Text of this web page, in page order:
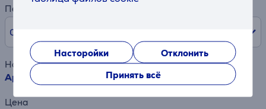
Насторойки
Отклонить
Принять всё
Первый взнос
0% /
Наименование товара
Apple 35 W Dual USB‑C, белый - Адаптер питания
Цена